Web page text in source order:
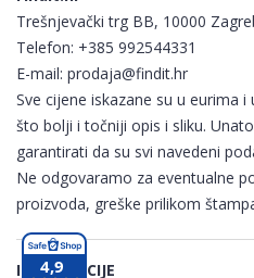
Trešnjevački trg BB, 10000
Telefon: +385 992544331
E-mail: prodaja@findit.hr
Sve cijene iskazane su u eurima
što bolji i točniji opis i sliku.
garantirati da su svi navedeni
Ne odgovaramo za eventualne
proizvoda, greške prilikom
INFORMACIJE
4,9